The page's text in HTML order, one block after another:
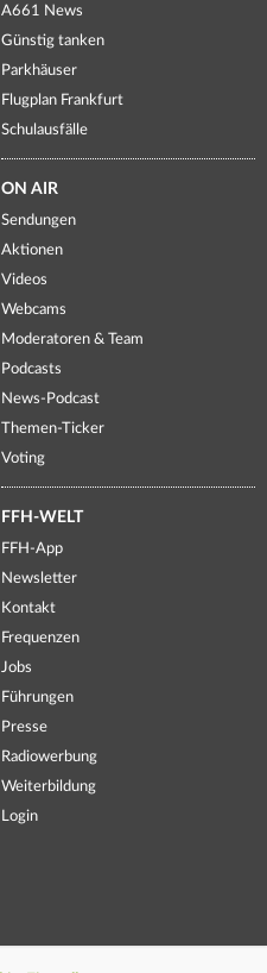
A661 News
Günstig tanken
Parkhäuser
Flugplan Frankfurt
Schulausfälle
ON AIR
Sendungen
Aktionen
Videos
Webcams
Moderatoren & Team
Podcasts
News-Podcast
Themen-Ticker
Voting
FFH-WELT
FFH-App
Newsletter
Kontakt
Frequenzen
Jobs
Führungen
Presse
Radiowerbung
Weiterbildung
Login